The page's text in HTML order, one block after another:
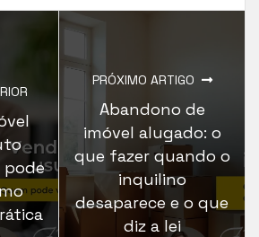
pode
PRÓXIMO ARTIGO
Abandono de
imóvel alugado: o
que fazer quando o
inquilino
desaparece e o que
diz a lei